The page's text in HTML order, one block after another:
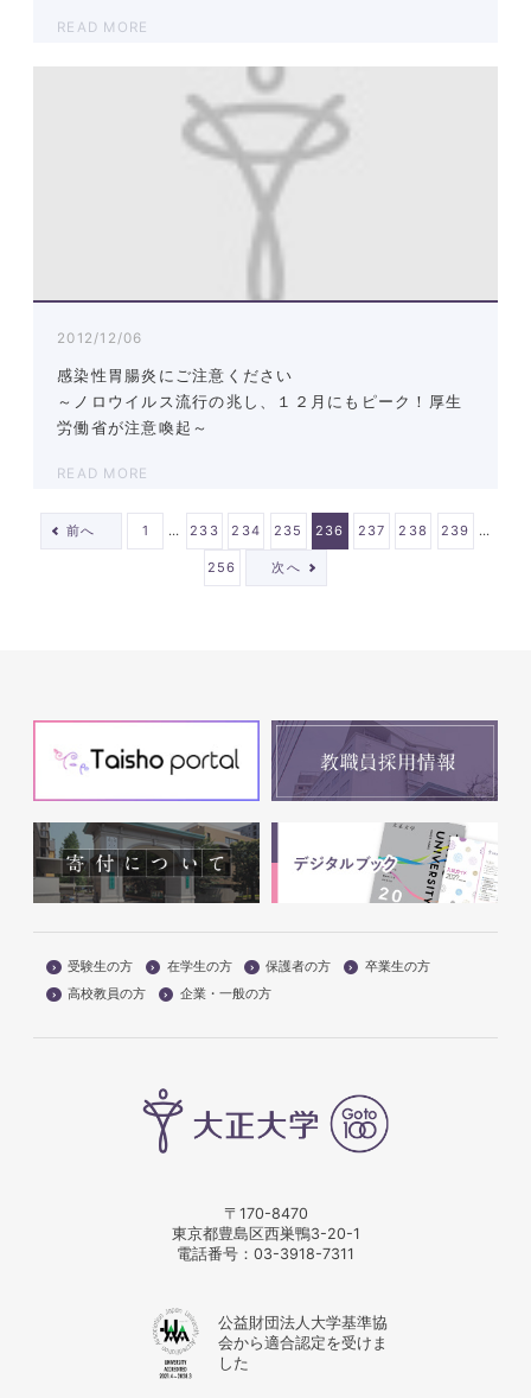
READ MORE
2012/12/06
感染性胃腸炎にご注意ください
～ノロウイルス流行の兆し、１２月にもピーク！厚生
労働省が注意喚起～
READ MORE
前へ 1 … 233 234 235 236 237 238 239 …
256 次へ
受験生の方 在学生の方 保護者の方
卒業生の方
高校教員の方
企業・一般の方
〒170-8470
東京都豊島区西巣鴨3-20-1
電話番号： 03-3918-7311
公益財団法人大学基準協
会から適合認定を受けま
した